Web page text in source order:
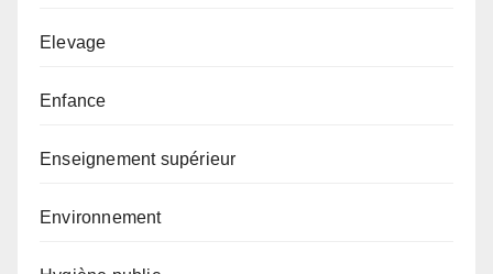
Elevage
Enfance
Enseignement supérieur
Environnement